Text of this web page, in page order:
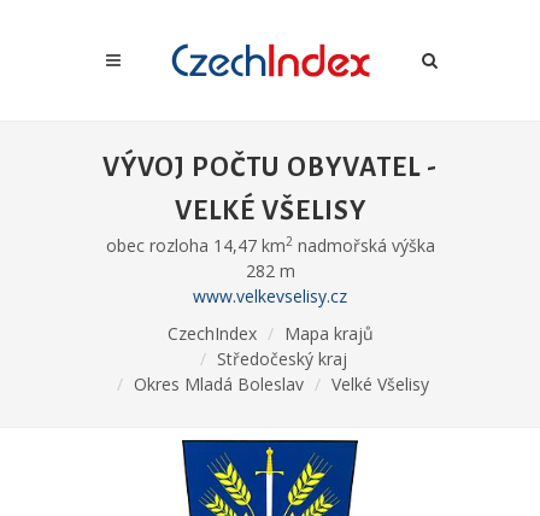
VÝVOJ POČTU OBYVATEL -
VELKÉ VŠELISY
obec rozloha 14,47 km2nadmořská výška
282 m
www.velkevselisy.cz
CzechIndex
Mapa krajů
Středočeský kraj
Okres Mladá Boleslav
Velké Všelisy